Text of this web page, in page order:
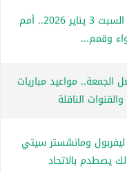
مباريات نارية اليوم السبت 3 يناير 2026.. أمم
وقمم...
الجمعة.. مواعيد مباريات
ومانشستر سيتي
يصطدم بالاتحاد